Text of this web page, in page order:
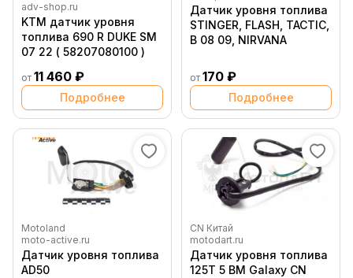
adv-shop.ru
KTM датчик уровня
топлива 690 R DUKE SM
07 22 ( 58207080100 )
от 11 460 ₽
Подробнее
Датчик уровня топлива
STINGER, FLASH, TACTIC,
B 08 09, NIRVANA
от 170 ₽
Подробнее
Motoland
moto-active.ru
Датчик уровня топлива
AD50
CN Китай
motodart.ru
Датчик уровня топлива
125T 5 BM Galaxy CN